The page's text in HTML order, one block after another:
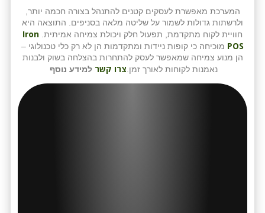
המערכת מאפשרת לעסקים קטנים להתנהל בצורה חכמה יותר,
ולרשתות גדולות לשמור על שליטה מלאה בסניפים. התוצאה היא
חוויית לקוח מתקדמת, תפעול חלק ויכולת צמיחה אמיתית. Iron
POS מוכיחה כי קופות ניידות ומתקדמות הן לא רק כלי טכנולוגי –
הן מנוע צמיחה שמאפשר לעסק להתחרות בהצלחה בשוק ולבנות
נאמנות לקוחות לאורך זמן. צרו קשר למידע נוסף